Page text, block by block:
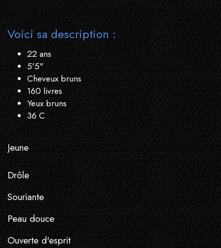
Voici sa description :
22 ans
5'5"
Cheveux bruns
160 livres
Yeux bruns
36 C
Jeune
Drôle
Souriante
Peau douce
Ouverte d'esprit